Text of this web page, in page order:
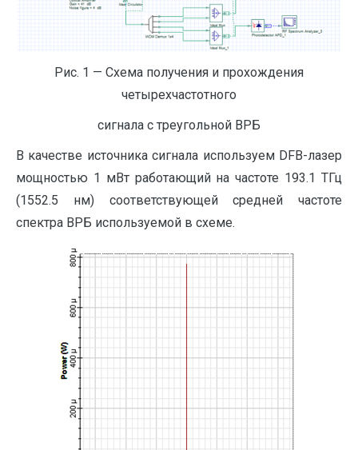
Рис. 1 — Схема получения и прохождения
четырехчастотного
сигнала с треугольной ВРБ
В качестве источника сигнала используем DFB-лазер
мощностью 1 мВт работающий на частоте 193.1 ТГц
(1552.5 нм) соответствующей средней частоте
спектра ВРБ используемой в схеме.